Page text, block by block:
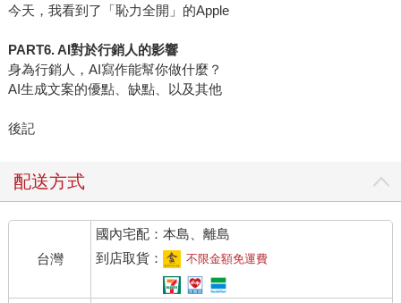
今天，我看到了「恥力全開」的Apple
PART6. AI對於行銷人的影響
身為行銷人，AI寫作能幫你做什麼？
AI生成文案的優點、缺點、以及其他
後記
配送方式
台灣
國內宅配：本島、離島
到店取貨：
不限金額免運費